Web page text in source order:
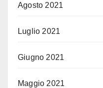
Agosto 2021
Luglio 2021
Giugno 2021
Maggio 2021